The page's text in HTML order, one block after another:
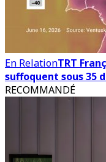
En RelationTRT
suffoquent sous 35
RECOMMANDÉ